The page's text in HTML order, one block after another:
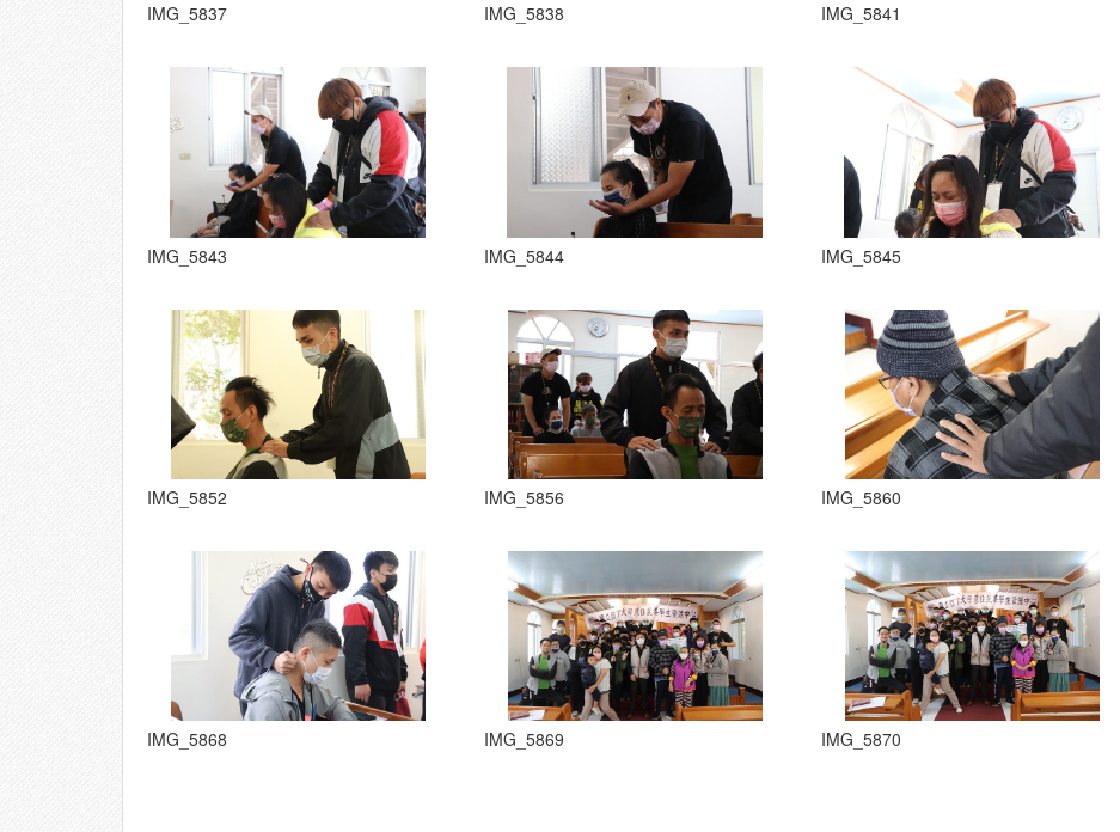
IMG_5837 IMG_5838 IMG_5841
IMG_5843 IMG_5844 IMG_5845
IMG_5852 IMG_5856 IMG_5860
IMG_5868 IMG_5869 IMG_5870